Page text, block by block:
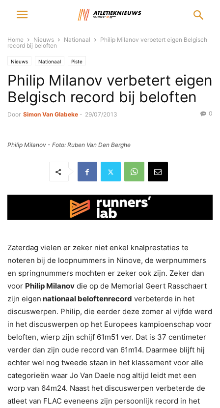
Home Nieuws Nationaal
Philip Milanov verbetert eigen Belgisch
record bij beloften
Nieuws Nationaal Piste
Philip Milanov verbetert eigen
Belgisch record bij beloften
Door Simon Van Glabeke - 29/07/2013 0
Philip Milanov - Foto: Ruben Van Den Berghe
Zaterdag vielen er zeker niet enkel knalprestaties te
noteren bij de loopnummers in Ninove, de werpnummers
en springnummers mochten er zeker ook zijn. Zeker dan
voor Philip Milanov die op de Memorial Geert Rasschaert
zijn eigen nationaal beloftenrecord verbeterde in het
discuswerpen. Philip, die eerder deze zomer al vijfde werd
in het discuswerpen op het Europees kampioenschap voor
beloften, wierp zijn schijf 61m51 ver. Dat is 37 centimeter
verder dan zijn oude record van 61m14. Daarmee blijft hij
echter wel nog tweede staan in het klassement voor alle
categorieën waar Jo Van Daele nog altijd leidt met een
worp van 64m24. Naast het discuswerpen verbeterde de
atleet van FLAC eveneens zijn persoonlijk record in het